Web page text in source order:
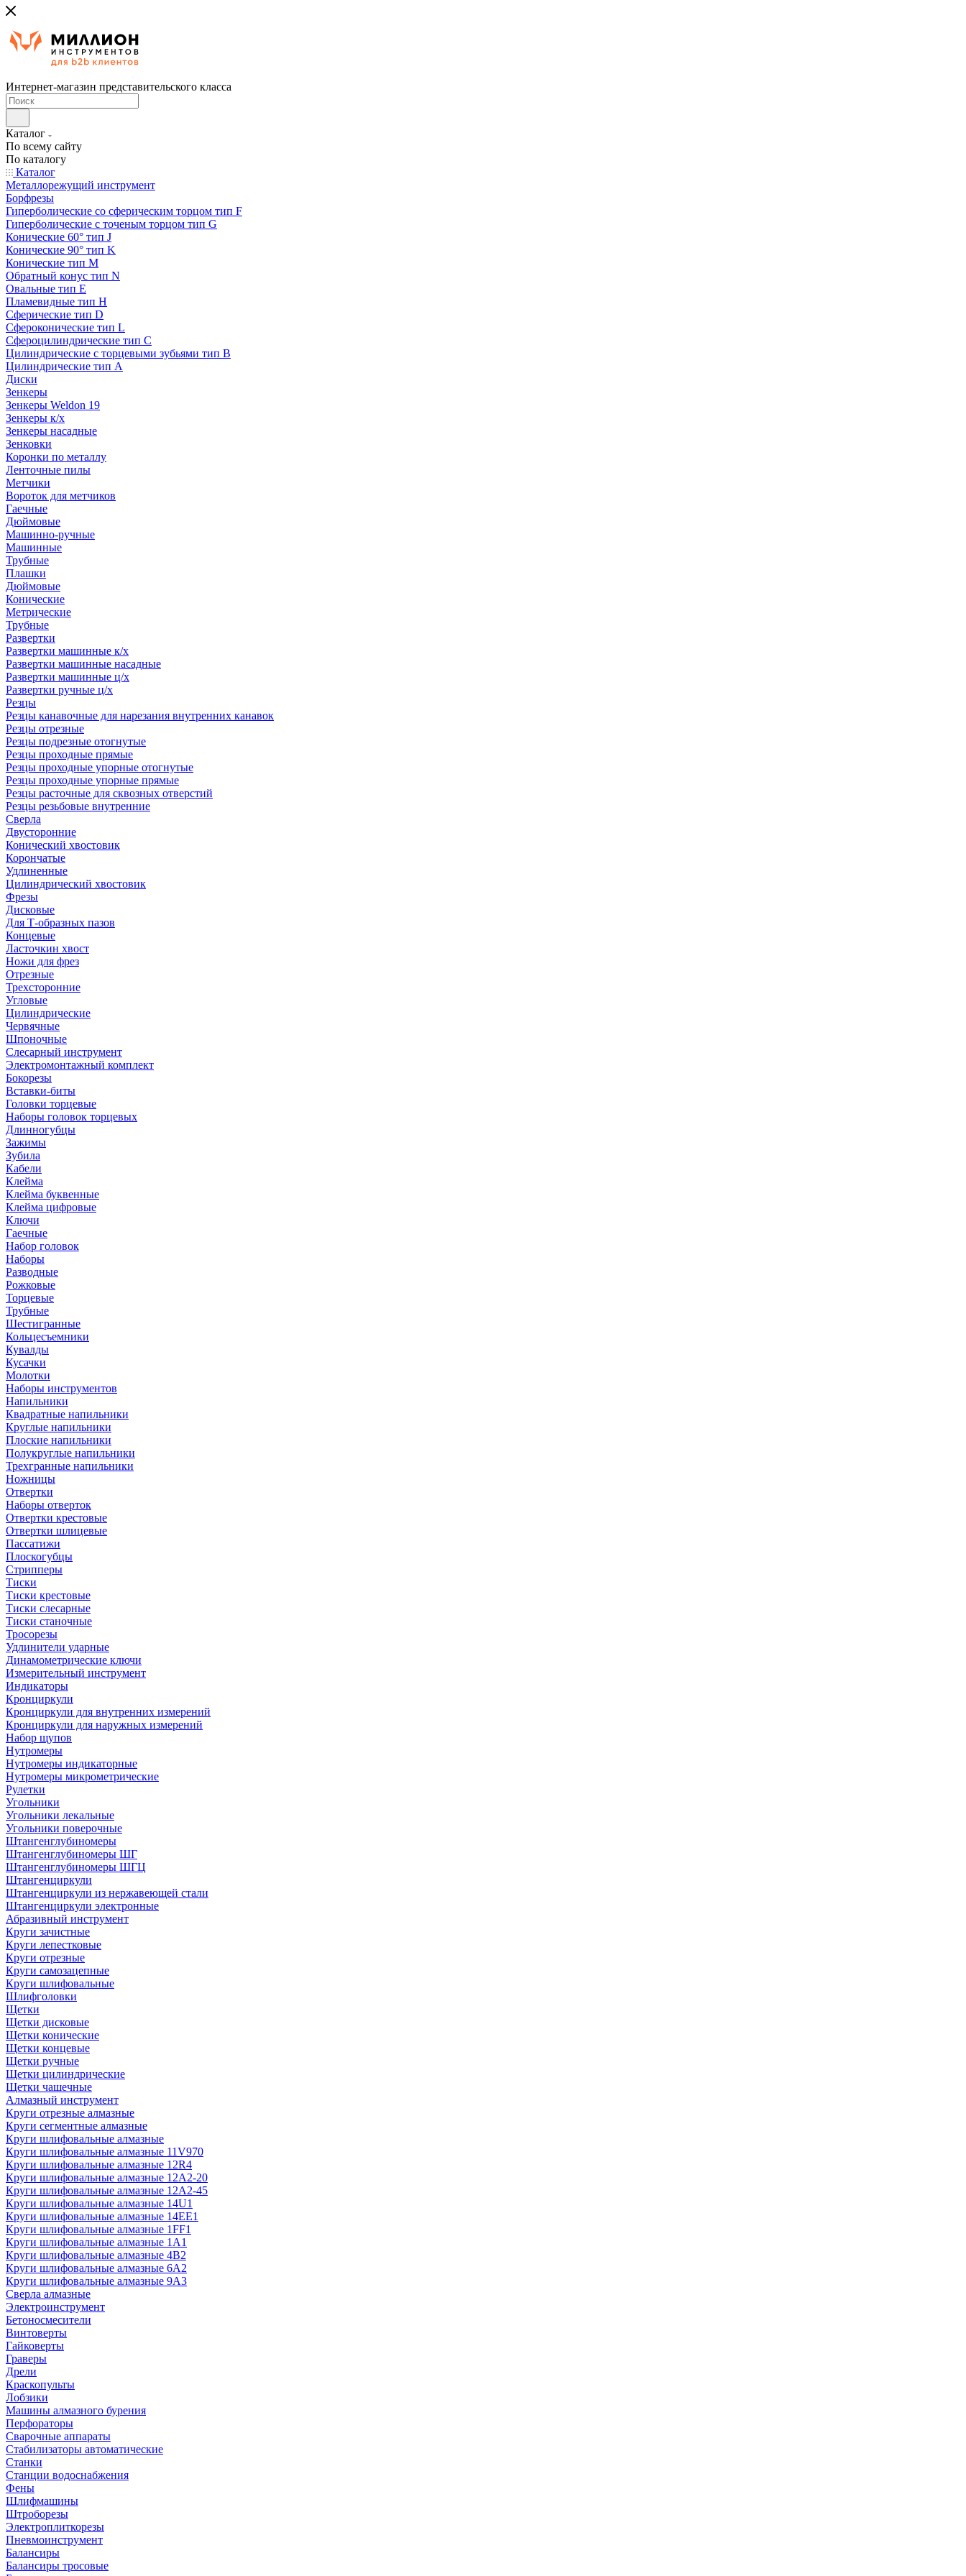
Интернет-магазин представительского класса
Каталог
По всему сайту
По каталогу
Каталог
Металлорежущий инструмент
Борфрезы
Гиперболические cо сферическим торцом тип F
Гиперболические с точеным торцом тип G
Конические 60° тип J
Конические 90° тип K
Конические тип M
Обратный конус тип N
Овальные тип E
Пламевидные тип H
Сферические тип D
Сфероконические тип L
Сфероцилиндрические тип C
Цилиндрические с торцевыми зубьями тип B
Цилиндрические тип А
Диски
Зенкеры
Зенкеры Weldon 19
Зенкеры к/х
Зенкеры насадные
Зенковки
Коронки по металлу
Ленточные пилы
Метчики
Вороток для метчиков
Гаечные
Дюймовые
Машинно-ручные
Машинные
Трубные
Плашки
Дюймовые
Конические
Метрические
Трубные
Развертки
Развертки машинные к/х
Развертки машинные насадные
Развертки машинные ц/х
Развертки ручные ц/х
Резцы
Резцы канавочные для нарезания внутренних канавок
Резцы отрезные
Резцы подрезные отогнутые
Резцы проходные прямые
Резцы проходные упорные отогнутые
Резцы проходные упорные прямые
Резцы расточные для сквозных отверстий
Резцы резьбовые внутренние
Сверла
Двусторонние
Конический хвостовик
Корончатые
Удлиненные
Цилиндрический хвостовик
Фрезы
Дисковые
Для Т-образных пазов
Концевые
Ласточкин хвост
Ножи для фрез
Отрезные
Трехсторонние
Угловые
Цилиндрические
Червячные
Шпоночные
Слесарный инструмент
Электромонтажный комплект
Бокорезы
Вставки-биты
Головки торцевые
Наборы головок торцевых
Длинногубцы
Зажимы
Зубила
Кабели
Клейма
Клейма буквенные
Клейма цифровые
Ключи
Гаечные
Набор головок
Наборы
Разводные
Рожковые
Торцевые
Трубные
Шестигранные
Кольцесъемники
Кувалды
Кусачки
Молотки
Наборы инструментов
Напильники
Квадратные напильники
Круглые напильники
Плоские напильники
Полукруглые напильники
Трехгранные напильники
Ножницы
Отвертки
Наборы отверток
Отвертки крестовые
Отвертки шлицевые
Пассатижи
Плоскогубцы
Стрипперы
Тиски
Тиски крестовые
Тиски слесарные
Тиски станочные
Тросорезы
Удлинители ударные
Динамометрические ключи
Измерительный инструмент
Индикаторы
Кронциркули
Кронциркули для внутренних измерений
Кронциркули для наружных измерений
Набор щупов
Нутромеры
Нутромеры индикаторные
Нутромеры микрометрические
Рулетки
Угольники
Угольники лекальные
Угольники поверочные
Штангенглубиномеры
Штангенглубиномеры ШГ
Штангенглубиномеры ШГЦ
Штангенциркули
Штангенциркули из нержавеющей стали
Штангенциркули электронные
Абразивный инструмент
Круги зачистные
Круги лепестковые
Круги отрезные
Круги самозацепные
Круги шлифовальные
Шлифголовки
Щетки
Щетки дисковые
Щетки конические
Щетки концевые
Щетки ручные
Щетки цилиндрические
Щетки чашечные
Алмазный инструмент
Круги отрезные алмазные
Круги сегментные алмазные
Круги шлифовальные алмазные
Круги шлифовальные алмазные 11V970
Круги шлифовальные алмазные 12R4
Круги шлифовальные алмазные 12А2-20
Круги шлифовальные алмазные 12А2-45
Круги шлифовальные алмазные 14U1
Круги шлифовальные алмазные 14ЕЕ1
Круги шлифовальные алмазные 1FF1
Круги шлифовальные алмазные 1А1
Круги шлифовальные алмазные 4В2
Круги шлифовальные алмазные 6A2
Круги шлифовальные алмазные 9А3
Сверла алмазные
Электроинструмент
Бетоносмесители
Винтоверты
Гайковерты
Граверы
Дрели
Краскопульты
Лобзики
Машины алмазного бурения
Перфораторы
Сварочные аппараты
Стабилизаторы автоматические
Станки
Станции водоснабжения
Фены
Шлифмашины
Штроборезы
Электроплиткорезы
Пневмоинструмент
Балансиры
Балансиры тросовые